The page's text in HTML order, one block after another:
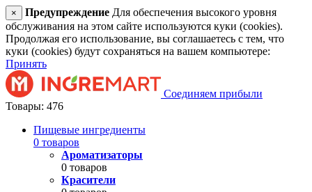
× Предупреждение Для обеспечения высокого уровня
обслуживания на этом сайте используются куки (cookies).
Продолжая его использование, вы соглашаетесь с тем, что
куки (cookies) будут сохраняться на вашем компьютере:
Принять
Соединяем прибыли
Товары: 476
Пищевые ингредиенты
0 товаров
Ароматизаторы
0 товаров
Красители